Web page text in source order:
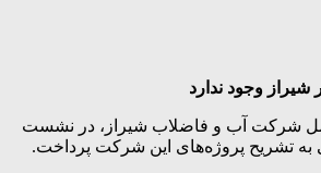
وجود ندارد
شرکت آب و فاضلاب شیراز، در نشست
تشریح پروژه‌های این شرکت پرداخت.